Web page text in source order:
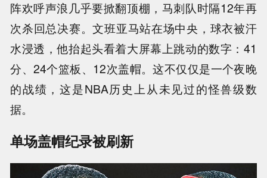
阵欢呼声浪几乎要掀翻顶棚，马刺队时隔12年再
次杀回总决赛。文班亚马站在场中央，球衣被汗
水浸透，他抬起头看着大屏幕上跳动的数字：41
分、24个篮板、12次盖帽。这不仅仅是一个夜晚
的战绩，这是NBA历史上从未见过的怪兽级数
据。
单场盖帽纪录被刷新